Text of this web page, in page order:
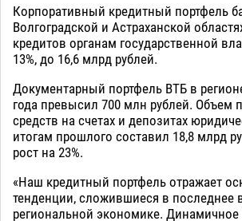
Корпоративный кредитный портфель
Волгоградской и Астраханской
кредитов органам государственной
13%, до 16,6 млрд рублей.
Документарный портфель ВТБ в
года превысил 700 млн рублей. Объем
средств на счетах и депозитах
итогам прошлого составил 18,8 млрд
рост на 23%.
«Наш кредитный портфель отражает
тенденции, сложившиеся в последнее
региональной экономике. Динамичное